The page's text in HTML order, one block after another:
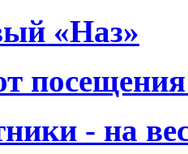
«Наз»
- на